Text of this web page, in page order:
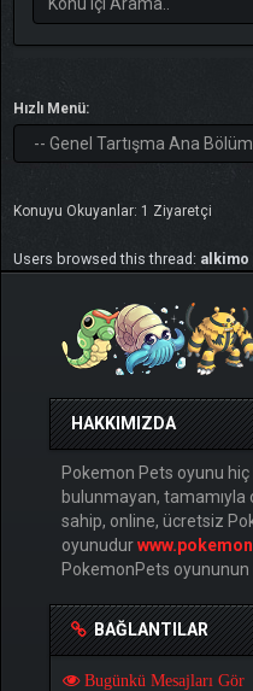
Hızlı Menü:
Konuyu Okuyanlar: 1 Ziyaretçi
Users browsed this thread: alkimo
HAKKIMIZDA
Pokemon Pets oyunu
bulunmayan, tamamıyla
sahip, online, ücretsiz
oyunudur
PokemonPets
BAĞLANTILAR
Bugünkü Mesajları Gör